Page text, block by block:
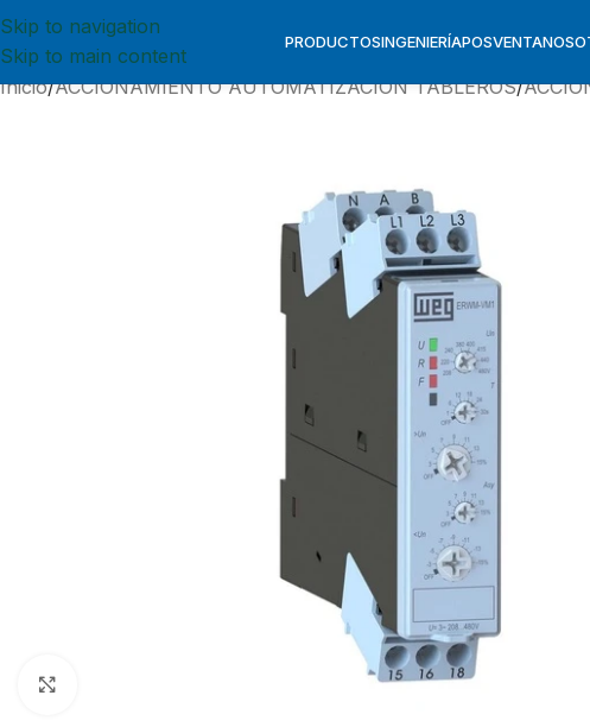
Skip to navigation
Skip to main content
PRODUCTOSINGENIERÍAPOSVENTA
Inicio ACCIONAMIENTO AUTOMATIZACION TABLEROS